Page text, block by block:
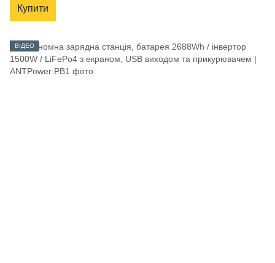
Купити
ВІДЕО